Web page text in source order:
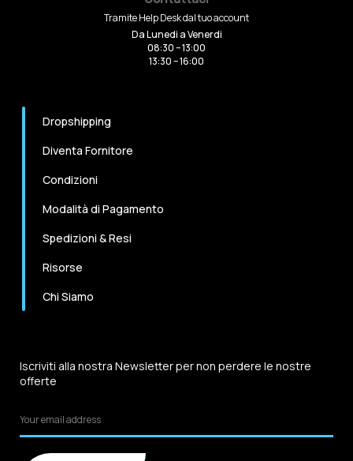
Tramite Help Desk dal tuo account
Da Lunedi a Venerdi
08:30 – 13:00
13:30 – 16:00
Dropshipping
Diventa Fornitore
Condizioni
Modalità di Pagamento
Spedizioni & Resi
Risorse
Chi Siamo
Iscriviti alla nostra Newsletter per non perdere le nostre
offerte